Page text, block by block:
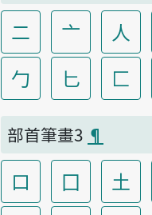
二 亠 人
勹
匕 匚
部首筆畫3 ¶
口 囗 土